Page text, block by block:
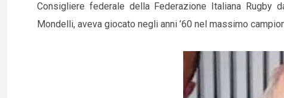
Consigliere federale della Federazione Italiana
Mondelli, aveva giocato negli anni ’60 nel massimo